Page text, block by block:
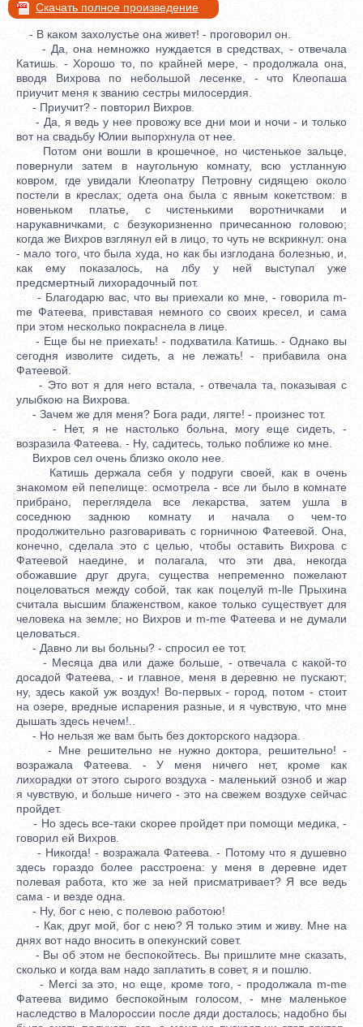
Скачать полное произведение
- В каком захолустье она живет! - проговорил он.
- Да, она немножко нуждается в средствах, - отвечала
Катишь. - Хорошо то, по крайней мере, - продолжала она,
вводя Вихрова по небольшой лесенке, - что Клеопаша
приучит меня к званию сестры милосердия.
- Приучит? - повторил Вихров.
- Да, я ведь у нее провожу все дни мои и ночи - и только
вот на свадьбу Юлии выпорхнула от нее.
Потом они вошли в крошечное, но чистенькое зальце,
повернули затем в наугольную комнату, всю устланную
ковром, где увидали Клеопатру Петровну сидящею около
постели в креслах; одета она была с явным кокетством: в
новеньком платье, с чистенькими воротничками и
нарукавничками, с безукоризненно причесанною головою;
когда же Вихров взглянул ей в лицо, то чуть не вскрикнул: она
- мало того, что была худа, но как бы изглодана болезнью, и,
как ему показалось, на лбу у ней выступал уже
предсмертный лихорадочный пот.
- Благодарю вас, что вы приехали ко мне, - говорила m-
me Фатеева, привставая немного со своих кресел, и сама
при этом несколько покраснела в лице.
- Еще бы не приехать! - подхватила Катишь. - Однако вы
сегодня изволите сидеть, а не лежать! - прибавила она
Фатеевой.
- Это вот я для него встала, - отвечала та, показывая с
улыбкою на Вихрова.
- Зачем же для меня? Бога ради, лягте! - произнес тот.
- Нет, я не настолько больна, могу еще сидеть, -
возразила Фатеева. - Ну, садитесь, только поближе ко мне.
Вихров сел очень близко около нее.
Катишь держала себя у подруги своей, как в очень
знакомом ей пепелище: осмотрела - все ли было в комнате
прибрано, переглядела все лекарства, затем ушла в
соседнюю заднюю комнату и начала о чем-то
продолжительно разговаривать с горничною Фатеевой. Она,
конечно, сделала это с целью, чтобы оставить Вихрова с
Фатеевой наедине, и полагала, что эти два, некогда
обожавшие друг друга, существа непременно пожелают
поцеловаться между собой, так как поцелуй m-lle Прыхина
считала высшим блаженством, какое только существует для
человека на земле; но Вихров и m-me Фатеева и не думали
целоваться.
- Давно ли вы больны? - спросил ее тот.
- Месяца два или даже больше, - отвечала с какой-то
досадой Фатеева, - и главное, меня в деревню не пускают;
ну, здесь какой уж воздух! Во-первых - город, потом - стоит
на озере, вредные испарения разные, и я чувствую, что мне
дышать здесь нечем!..
- Но нельзя же вам быть без докторского надзора.
- Мне решительно не нужно доктора, решительно! -
возражала Фатеева. - У меня ничего нет, кроме как
лихорадки от этого сырого воздуха - маленький озноб и жар
я чувствую, и больше ничего - это на свежем воздухе сейчас
пройдет.
- Но здесь все-таки скорее пройдет при помощи медика, -
говорил ей Вихров.
- Никогда! - возражала Фатеева. - Потому что я душевно
здесь гораздо более расстроена: у меня в деревне идет
полевая работа, кто же за ней присматривает? Я все ведь
сама - и везде одна.
- Ну, бог с нею, с полевою работою!
- Как, друг мой, бог с нею? Я только этим и живу. Мне на
днях вот надо вносить в опекунский совет.
- Вы об этом не беспокойтесь. Вы пришлите мне сказать,
сколько и когда вам надо заплатить в совет, я и пошлю.
- Merci за это, но еще, кроме того, - продолжала m-me
Фатеева видимо беспокойным голосом, - мне маленькое
наследство в Малороссии после дяди досталось; надобно бы